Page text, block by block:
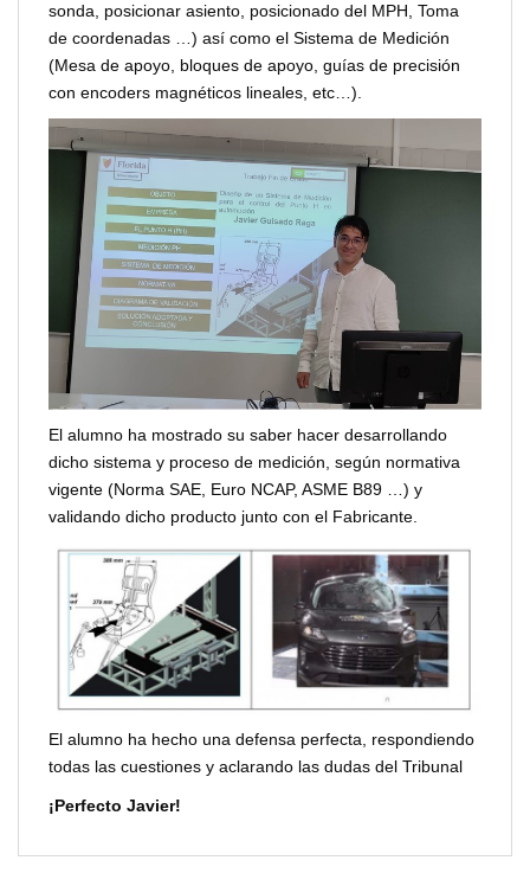
sonda, posicionar asiento, posicionado del MPH, Toma
de coordenadas …) así como el Sistema de Medición
(Mesa de apoyo, bloques de apoyo, guías de precisión
con encoders magnéticos lineales, etc…).
El alumno ha mostrado su saber hacer desarrollando
dicho sistema y proceso de medición, según normativa
vigente (Norma SAE, Euro NCAP, ASME B89 …) y
validando dicho producto junto con el Fabricante.
El alumno ha hecho una defensa perfecta, respondiendo
todas las cuestiones y aclarando las dudas del Tribunal
¡Perfecto Javier!